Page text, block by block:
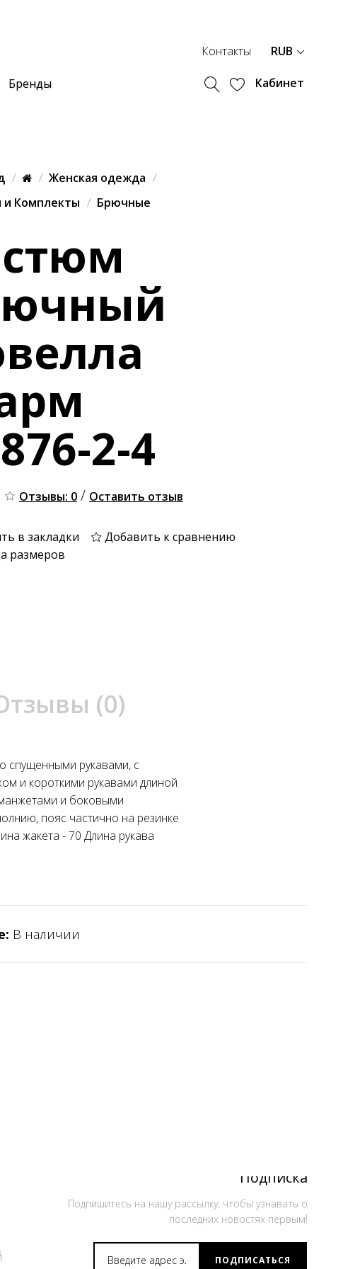
Контакты RUB
Бренды Кабинет
Женская одежда
Комплекты
Брючные
2-4
Отзывы: 0 / Оставить отзыв
в закладки
Добавить к сравнению
размеров
(0)
спущенными рукавами, с
и короткими рукавами длиной
и боковыми
пояс частично на резинке
жакета - 70 Длина рукава
В наличии
Подписка
Подпишитесь на нашу рассылку, чтобы узнавать о
последних новостях первым!
ПОДПИСАТЬСЯ